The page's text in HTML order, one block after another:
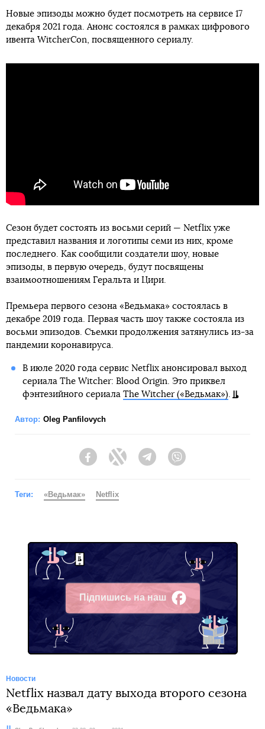
Новые эпизоды можно будет посмотреть на сервисе 17
декабря 2021 года. Анонс состоялся в рамках цифрового
ивента WitcherCon, посвященного сериалу.
Сезон будет состоять из восьми серий — Netflix уже
представил названия и логотипы семи из них, кроме
последнего. Как сообщили создатели шоу, новые
эпизоды, в первую очередь, будут посвящены
взаимоотношениям Геральта и Цири.
Премьера первого сезона «Ведьмака» состоялась в
декабре 2019 года. Первая часть шоу также состояла из
восьми эпизодов. Съемки продолжения затянулись из-за
пандемии коронавируса.
В июле 2020 года сервис Netflix анонсировал выход
сериала The Witcher: Blood Origin. Это приквел
фэнтезийного сериала The Witcher («Ведьмак»)
Автор: Oleg Panfilovych
FacebookTwitter Telegram
Теги: «Ведьмак» Netflix
Підпишись на наш
Facebook
Новости
Netflix назвал дату выхода второго сезона
«Ведьмака»